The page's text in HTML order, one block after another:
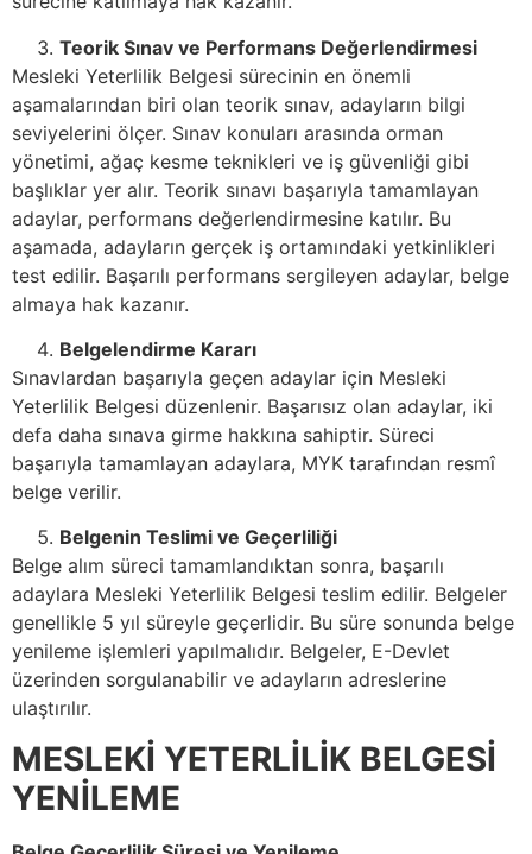
Teorik Sınav ve Performans Değerlendirmesi
Mesleki Yeterlilik Belgesi sürecinin en önemli
aşamalarından biri olan teorik sınav, adayların bilgi
seviyelerini ölçer. Sınav konuları arasında orman
yönetimi, ağaç kesme teknikleri ve iş güvenliği gibi
başlıklar yer alır. Teorik sınavı başarıyla tamamlayan
adaylar, performans değerlendirmesine katılır. Bu
aşamada, adayların gerçek iş ortamındaki yetkinlikleri
test edilir. Başarılı performans sergileyen adaylar, belge
almaya hak kazanır.
Belgelendirme Kararı
Sınavlardan başarıyla geçen adaylar için Mesleki
Yeterlilik Belgesi düzenlenir. Başarısız olan adaylar, iki
defa daha sınava girme hakkına sahiptir. Süreci
başarıyla tamamlayan adaylara, MYK tarafından resmî
belge verilir.
Belgenin Teslimi ve Geçerliliği
Belge alım süreci tamamlandıktan sonra, başarılı
adaylara Mesleki Yeterlilik Belgesi teslim edilir. Belgeler
genellikle 5 yıl süreyle geçerlidir. Bu süre sonunda belge
yenileme işlemleri yapılmalıdır. Belgeler, E-Devlet
üzerinden sorgulanabilir ve adayların adreslerine
ulaştırılır.
MESLEKİ YETERLİLİK BELGESİ
YENİLEME